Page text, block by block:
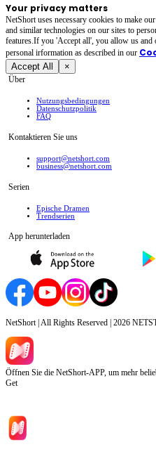
Your privacy matters
NetShort uses necessary cookies to make
and similar technologies on our sites to
features.If you 'Accept all', you allow us
personal irformation as described in our
Accept All ×
Über
Nutzungsbedingungen
Datenschutzpolitik
FAQ
Kontaktieren Sie uns
support@netshort.com
business@netshort.com
Serien
Epische Dramen
Trendserien
App herunterladen
NetShort | All Rights Reserved | 2026
Öffnen Sie die NetShort-APP, um mehr
Get